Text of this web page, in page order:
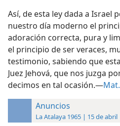
Así, de esta ley dada a Israel
nuestro día moderno el
adoración correcta, pura y
el principio de ser veraces,
testimonio, sabiendo que
Juez Jehová, que nos juzga
decimos en tal ocasión.—
Anuncios
La Atalaya 1965 | 15 de abril